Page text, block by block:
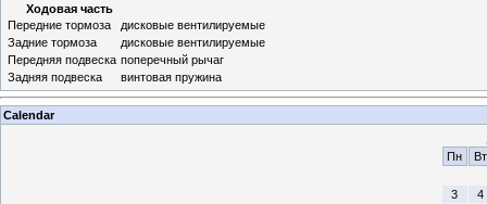
Ходовая часть
Передние тормоза
дисковые вентилируемые
Задние тормоза
дисковые вентилируемые
Передняя подвеска поперечный рычаг
Задняя подвеска
винтовая пружина
Calendar
Пн
Вт
3
4